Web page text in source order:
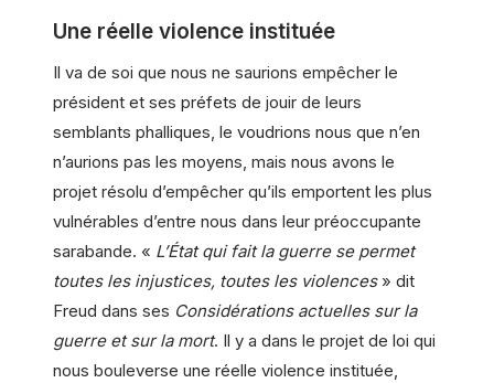
Une réelle violence instituée
Il va de soi que nous ne saurions empêcher le
président et ses préfets de jouir de leurs
semblants phalliques, le voudrions nous que n’en
n’aurions pas les moyens, mais nous avons le
projet résolu d’empêcher qu’ils emportent les plus
vulnérables d’entre nous dans leur préoccupante
sarabande. « L’État qui fait la guerre se permet
toutes les injustices, toutes les violences» dit
Freud dans ses Considérations actuelles sur la
guerre et sur la mort. Il y a dans le projet de loi qui
nous bouleverse une réelle violence instituée,